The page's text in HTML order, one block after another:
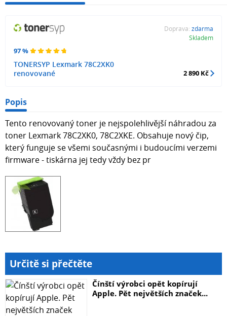
97 %
TONERSYP Lexmark 78C2XK0
renovované
Doprava: zdarma
Skladem
2 890 Kč
Popis
Tento renovovaný toner je nejspolehlivější náhradou za
toner Lexmark 78C2XK0, 78C2XKE. Obsahuje nový čip,
který funguje se všemi současnými i budoucími verzemi
firmware - tiskárna jej tedy vždy bez pr
Určitě si přečtěte
Čínští výrobci opět kopírují
Apple. Pět největších značek...